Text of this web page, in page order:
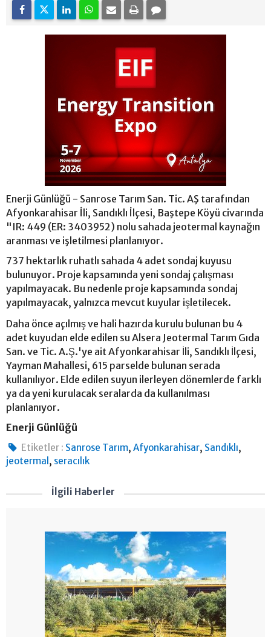
Enerji Günlüğü - Sanrose Tarım San. Tic. AŞ tarafından
Afyonkarahisar İli, Sandıklı İlçesi, Baştepe Köyü civarında
"IR: 449 (ER: 3403952) nolu sahada jeotermal kaynağın
aranması ve işletilmesi planlanıyor.
737 hektarlık ruhatlı sahada 4 adet sondaj kuyusu
bulunuyor. Proje kapsamında yeni sondaj çalışması
yapılmayacak. Bu nedenle proje kapsamında sondaj
yapılmayacak, yalnızca mevcut kuyular işletilecek.
Daha önce açılmış ve hali hazırda kurulu bulunan bu 4
adet kuyudan elde edilen su Alsera Jeotermal Tarım Gıda
San. ve Tic. A.Ş.'ye ait Afyonkarahisar İli, Sandıklı İlçesi,
Yayman Mahallesi, 615 parselde bulunan serada
kullanılıyor. Elde edilen suyun ilerleyen dönemlerde farklı
ya da yeni kurulacak seralarda da kullanılması
planlanıyor.
Enerji Günlüğü
Etiketler : Sanrose Tarım,Afyonkarahisar, Sandıklı,
jeotermal , seracılık
İlgili Haberler